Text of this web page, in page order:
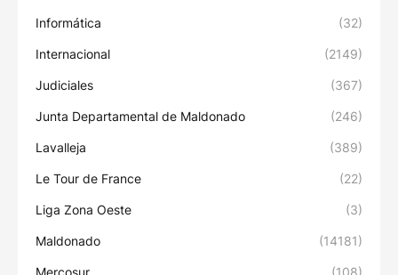
Informática (32)
Internacional (2149)
Judiciales (367)
Junta Departamental de Maldonado (246)
Lavalleja (389)
Le Tour de France (22)
Liga Zona Oeste (3)
Maldonado (14181)
Mercosur (108)